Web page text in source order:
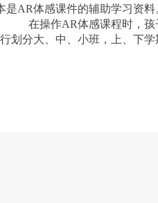
是AR体感课件的辅助学习资
在操作AR体感课程时，
划分大、中、小班，上、下